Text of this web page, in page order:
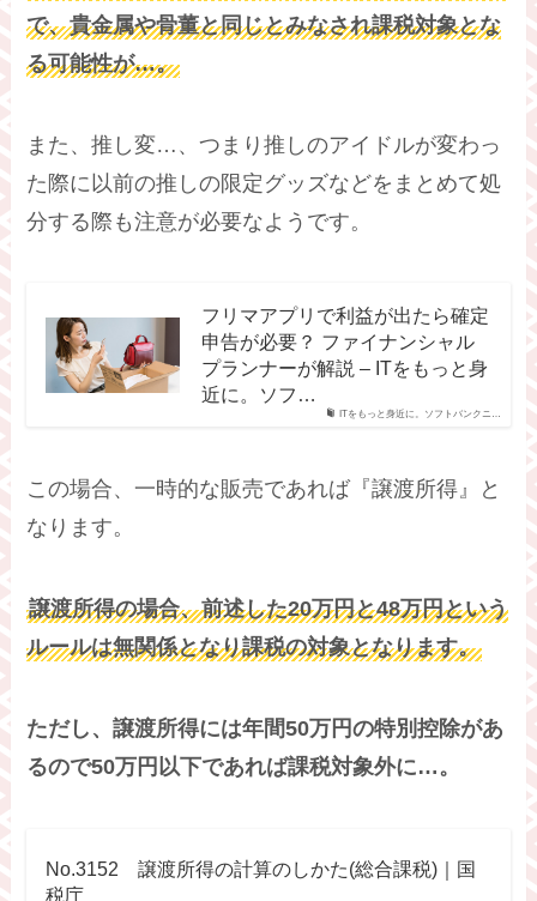
で、貴金属や骨董と同じとみなされ課税対象とな
る可能性が…。
また、推し変…、つまり推しのアイドルが変わっ
た際に以前の推しの限定グッズなどをまとめて処
分する際も注意が必要なようです。
ITをもっと身近に。ソフトバンクニ…
フリマアプリで利益が出たら確定
申告が必要？ ファイナンシャル
プランナーが解説 – ITをもっと身
近に。ソフ…
この場合、一時的な販売であれば『譲渡所得』と
なります。
譲渡所得の場合、前述した20万円と48万円という
ルールは無関係となり課税の対象となります。
ただし、譲渡所得には年間50万円の特別控除があ
るので50万円以下であれば課税対象外に…。
No.3152 譲渡所得の計算のしかた(総合課税)｜国
税庁